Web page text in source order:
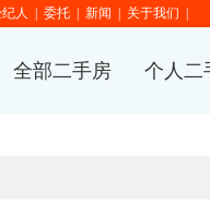
人 委托 新闻 关于我们
全部二手房 个人二